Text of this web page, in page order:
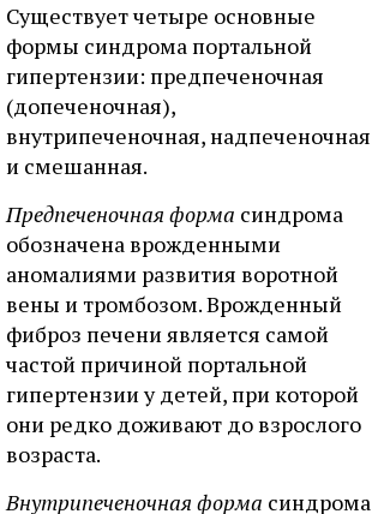
Существует четыре основные
формы синдрома портальной
гипертензии: предпеченочная
(допеченочная),
внутрипеченочная, надпеченочная
и смешанная.
Предпеченочная форма синдрома
обозначена врожденными
аномалиями развития воротной
вены и тромбозом. Врожденный
фиброз печени является самой
частой причиной портальной
гипертензии у детей, при которой
они редко доживают до взрослого
возраста.
Внутрипеченочная форма синдрома